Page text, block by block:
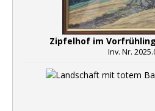
Zipfelhof im
Inv. Nr.